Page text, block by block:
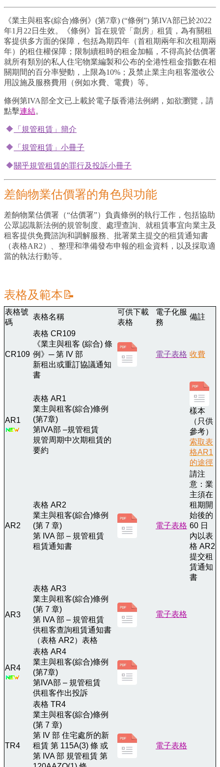
《業主與租客(綜合)條例》(第7章) (“條例”) 第IVA部已於2022
年1月22日生效。《條例》旨在規管「劏房」租賃，為有關租
客提供多方面的保障，包括為期四年（首租期兩年和次租期兩
年）的租住權保障；限制續租時的租金加幅，不得高於估價署
就所有類別的私人住宅物業編製和公布的全港性租金指數在相
關期間的百分率變動，上限為10%；及禁止業主向租客濫收公
用設施及服務費用（例如水費、電費）等。
條例第IVA部全文已上載於電子版香港法例網，如欲瀏覽，請
點擊連結。
🔶 「規管租賃」簡介
🔶 「規管租賃」小冊子
🔶關乎規管租賃的罪行及投訴小冊子
差餉物業估價署的角色與功能
差餉物業估價署（“估價署”）負責條例的執行工作，包括協助
公眾認識新法例的規管制度、處理查詢、就租賃事宜向業主及
租客提供免費諮詢和調解服務、批署業主提交的租賃通知書
（表格AR2）、整理和準備發布申報的租金資料，以及採取適
當的執法行動等。
表格及範本📝
表格號
碼
表格名稱
可供下載
表格
電子化服
務
備註
CR109
表格 CR109
《業主與租客 (綜合) 條
例》─ 第 IV 部
新租出或重訂協議通知
書
電子表格 收費
AR1
表格 AR1
業主與租客(綜合)條例
(第7章)
第IVA部 –規管租賃
規管周期中次期租賃的
要約
樣本
（只供
參考）
索取表
格AR1
的途徑
AR2
表格 AR2
業主與租客(綜合)條例
(第 7 章)
第 IVA 部 – 規管租賃
租賃通知書
電子表格
請注
意：業
主須在
租期開
始後的
60 日
內以表
格 AR2
提交租
賃通知
書
AR3
表格 AR3
業主與租客(綜合)條例
(第 7 章)
第 IVA 部 – 規管租賃
供租客查詢租賃通知書
（表格 AR2）表格
電子表格
AR4
表格 AR4
業主與租客(綜合)條例
(第7章)
第IVA部 – 規管租賃
供租客作出投訴
TR4
表格 TR4
業主與租客(綜合)條例
(第 7 章)
第 IV 部 住宅處所的新
租賃 第 115A(3) 條 或
第 IVA 部 規管租賃 第
電子表格